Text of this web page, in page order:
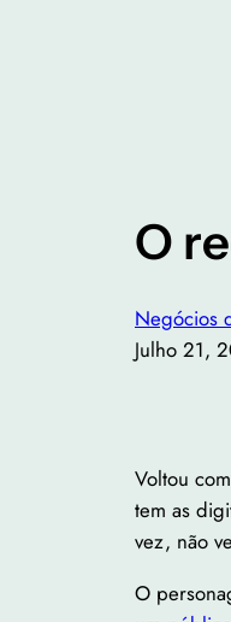
O
Negócios
Julho 21,
Voltou
tem as
vez, não
O